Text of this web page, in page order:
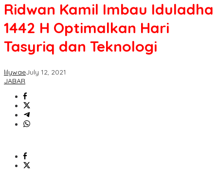
Ridwan Kamil Imbau Iduladha
1442 H Optimalkan Hari
Tasyriq dan Teknologi
lilywaeJuly 12, 2021
JABAR